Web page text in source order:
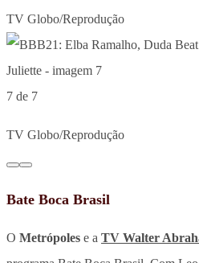
TV Globo/Reprodução
7 de 7
TV Globo/Reprodução
Bate Boca Brasil
O Metrópoles e a TV Walter